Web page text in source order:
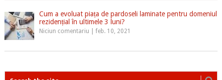
Cum a evoluat piața de pardoseli laminate pentru domeniul
rezidențial în ultimele 3 luni?
Niciun comentariu feb. 10, 2021